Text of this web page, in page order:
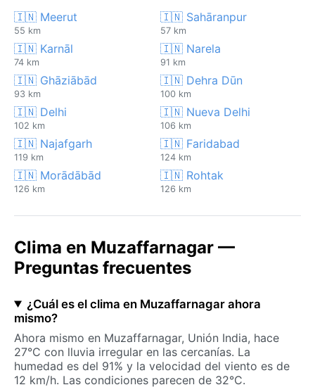
🇮🇳 Meerut
55 km
🇮🇳 Sahāranpur
57 km
🇮🇳 Karnāl
74 km
🇮🇳 Narela
91 km
🇮🇳 Ghāziābād
93 km
🇮🇳 Dehra Dūn
100 km
🇮🇳 Delhi
102 km
🇮🇳 Nueva Delhi
106 km
🇮🇳 Najafgarh
119 km
🇮🇳 Faridabad
124 km
🇮🇳 Morādābād
126 km
🇮🇳 Rohtak
126 km
Clima en Muzaffarnagar —
Preguntas frecuentes
¿Cuál es el clima en Muzaffarnagar ahora
mismo?
Ahora mismo en Muzaffarnagar, Unión India, hace
27°C con lluvia irregular en las cercanías. La
humedad es del 91% y la velocidad del viento es de
12 km/h. Las condiciones parecen de 32°C.